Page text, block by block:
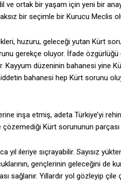
ve ortak bir yaşam için yeni bir
bir seçimle bir Kurucu Meclis
huzuru, geleceği yutan Kürt
gerekçe oluyor. İfade
düzeninin bahanesi yine
bahanesi hep Kürt sorunu
inşa etmiş, adeta Türkiye’yi
Kürt sorununun parçası
yıl ileriye sıçrayabilir. Sayısız
gençlerinin geleceğini de
sağlanır. Yıllardır yol gözleyip